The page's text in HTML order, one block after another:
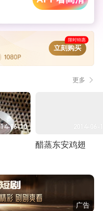
限时特惠
立刻购买
更多
06-10 2014-06-
醋蒸东安鸡翅
广告